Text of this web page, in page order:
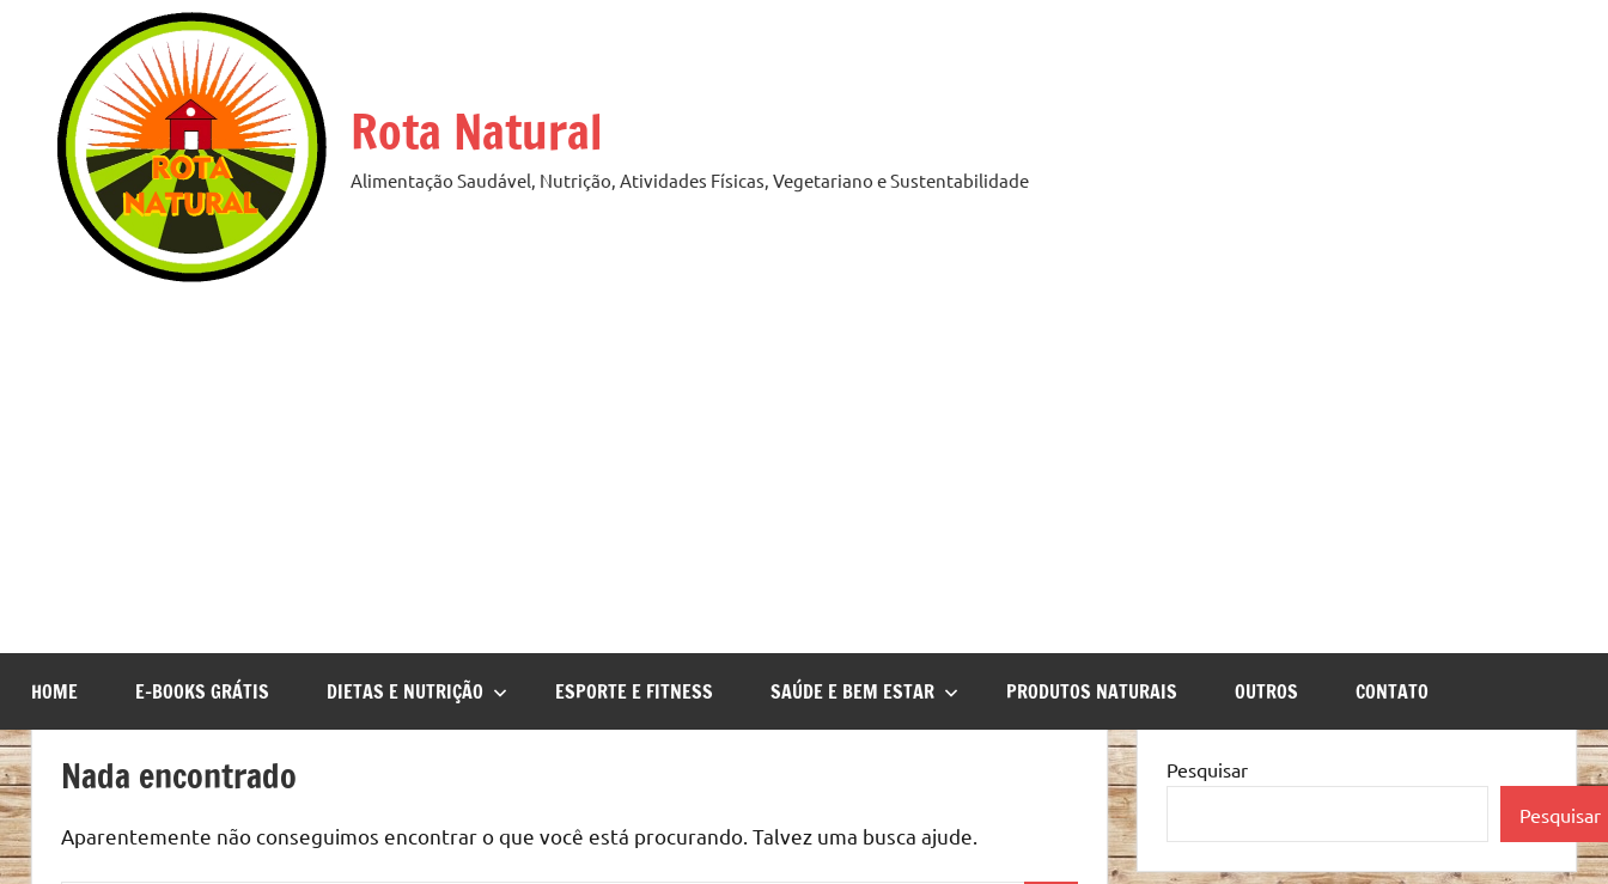
conteúdo
Rota Natural
Alimentação Saudável, Nutrição, Atividades Físicas, Vegetariano e Sustentabilidade
HOME E-BOOKS GRÁTIS DIETAS E NUTRIÇÃO ESPORTE E FITNESS SAÚDE E BEM ESTAR PRODUTOS NATURAIS OUTROS CONTATO
Nada encontrado
Aparentemente não conseguimos encontrar o que você está procurando. Talvez uma busca ajude.
Pesquisar
Pesquisar